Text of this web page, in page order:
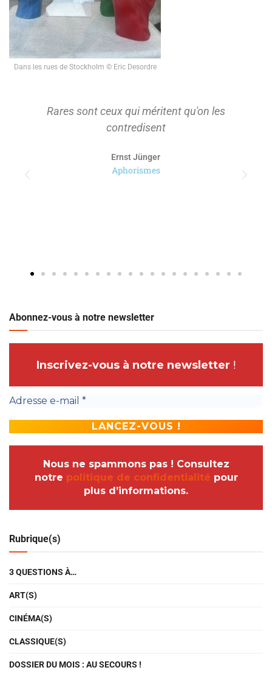
Dans les rues de Stockholm © Eric Desordre
Rares sont ceux qui méritent qu'on les
contredisent
Ernst Jünger
Aphorismes
Abonnez-vous à notre newsletter
Inscrivez-vous à notre newsletter !
Nous ne spammons pas ! Consultez
notre politique de confidentialité pour
plus d’informations.
Rubrique(s)
3 QUESTIONS À…
ART(S)
CINÉMA(S)
CLASSIQUE(S)
DOSSIER DU MOIS : AU SECOURS !